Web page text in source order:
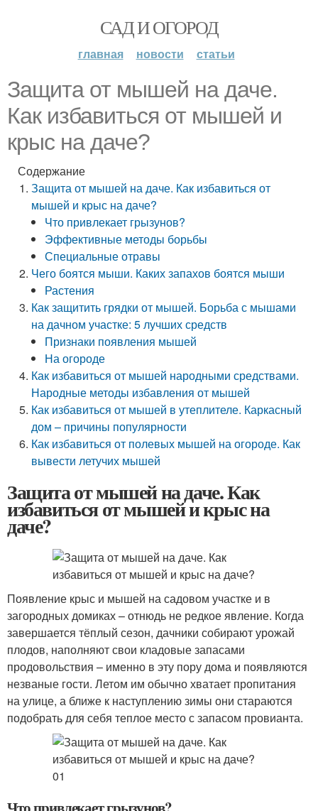
САД И ОГОРОД
главная новости статьи
Защита от мышей на даче.
Как избавиться от мышей и
крыс на даче?
Содержание
Защита от мышей на даче. Как избавиться от
мышей и крыс на даче?
Что привлекает грызунов?
Эффективные методы борьбы
Специальные отравы
Чего боятся мыши. Каких запахов боятся мыши
Растения
Как защитить грядки от мышей. Борьба с мышами
на дачном участке: 5 лучших средств
Признаки появления мышей
На огороде
Как избавиться от мышей народными средствами.
Народные методы избавления от мышей
Как избавиться от мышей в утеплителе. Каркасный
дом – причины популярности
Как избавиться от полевых мышей на огороде. Как
вывести летучих мышей
Защита от мышей на даче. Как
избавиться от мышей и крыс на
даче?
Появление крыс и мышей на садовом участке и в
загородных домиках – отнюдь не редкое явление. Когда
завершается тёплый сезон, дачники собирают урожай
плодов, наполняют свои кладовые запасами
продовольствия – именно в эту пору дома и появляются
незваные гости. Летом им обычно хватает пропитания
на улице, а ближе к наступлению зимы они стараются
подобрать для себя теплое место с запасом провианта.